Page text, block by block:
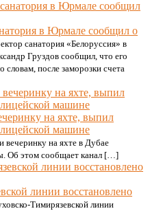
в Юрмале сообщил о
санатория «Белоруссия» в
Груздов сообщил, что его
словам, после заморозки счета
на яхте, выпил
машине
вечеринку на яхте в Дубае
Об этом сообщает канал […]
линии восстановлено
Тимирязевской линии